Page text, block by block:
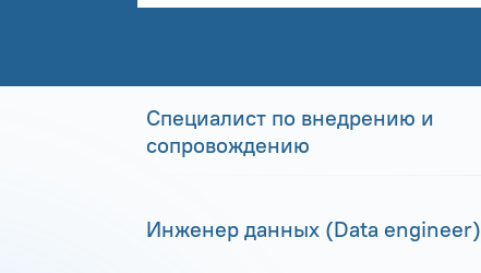
Специалист по внедрению и
сопровождению
Инженер данных (Data engineer)